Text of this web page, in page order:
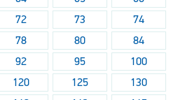
72 73
74
78 80
84
92 95
100
120 125
130